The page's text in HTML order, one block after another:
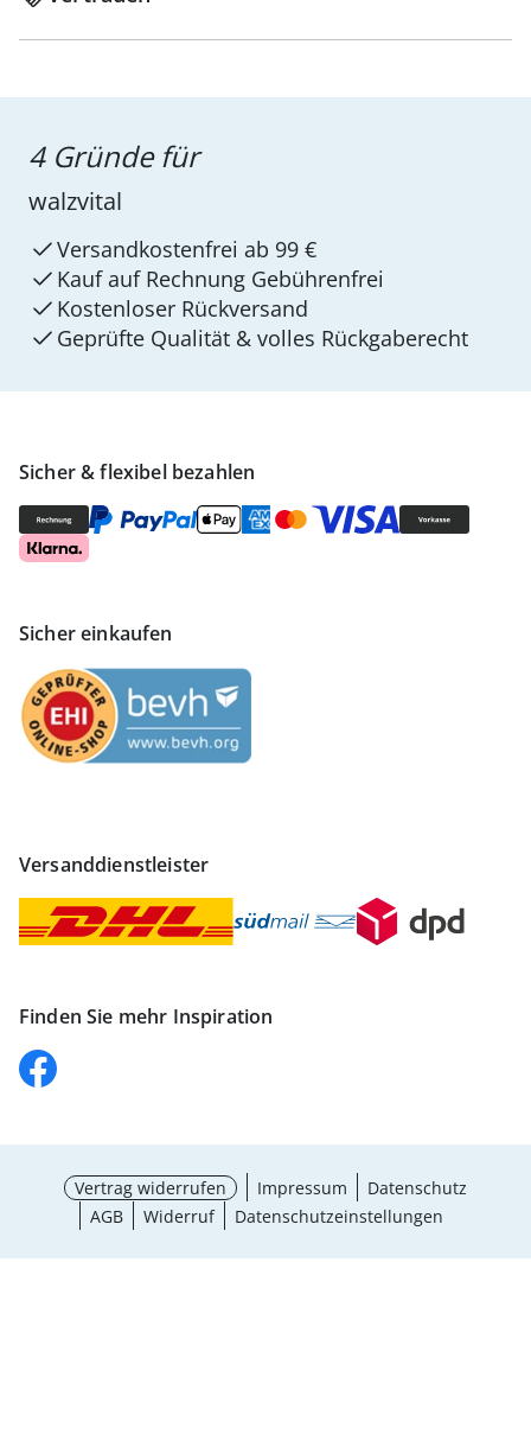
Sicher & flexibel bezahlen
Sicher einkaufen
Versanddienstleister
Finden Sie mehr Inspiration
4 Gründe für
walzvital
Versandkostenfrei ab 99 €
Kauf auf Rechnung Gebührenfrei
Kostenloser Rückversand
Geprüfte Qualität & volles Rückgaberecht
Vertrag widerrufen Impressum
Datenschutz
AGB
Widerruf Datenschutzeinstellungen